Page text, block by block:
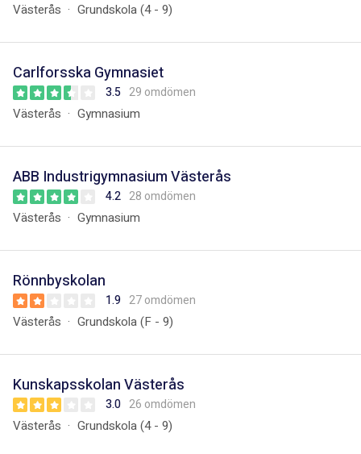
Västerås Grundskola (4 - 9)
Carlforsska Gymnasiet
3.5 29 omdömen
Västerås Gymnasium
ABB Industrigymnasium Västerås
4.2 28 omdömen
Västerås Gymnasium
Rönnbyskolan
1.9 27 omdömen
Västerås Grundskola (F - 9)
Kunskapsskolan Västerås
3.0 26 omdömen
Västerås Grundskola (4 - 9)